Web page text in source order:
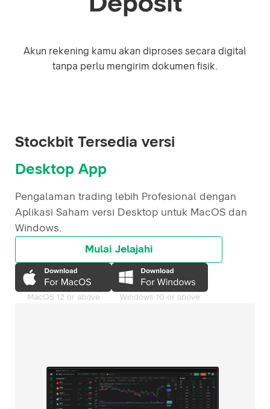
Akun rekening kamu akan diproses secara digital
tanpa perlu mengirim dokumen fisik.
Stockbit Tersedia versi
Desktop App
Pengalaman trading lebih Profesional dengan
Aplikasi Saham versi Desktop untuk MacOS dan
Windows.
Mulai Jelajahi
MacOS 12 or above Windows 10 or above